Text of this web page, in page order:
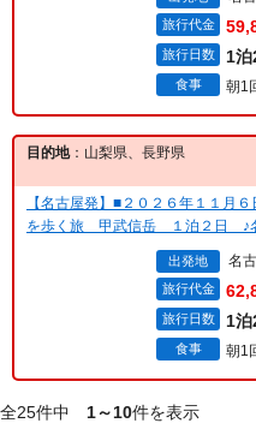
旅行代金
旅行日数 1泊
食事 朝1
目的地：山梨県、長野県
【名古屋発】■２０２６年１１月
を歩く旅 甲武信岳 １泊２日 ♪
出発地 名
旅行代金
旅行日数 1泊
食事 朝1
全25件中 1～10件を表示